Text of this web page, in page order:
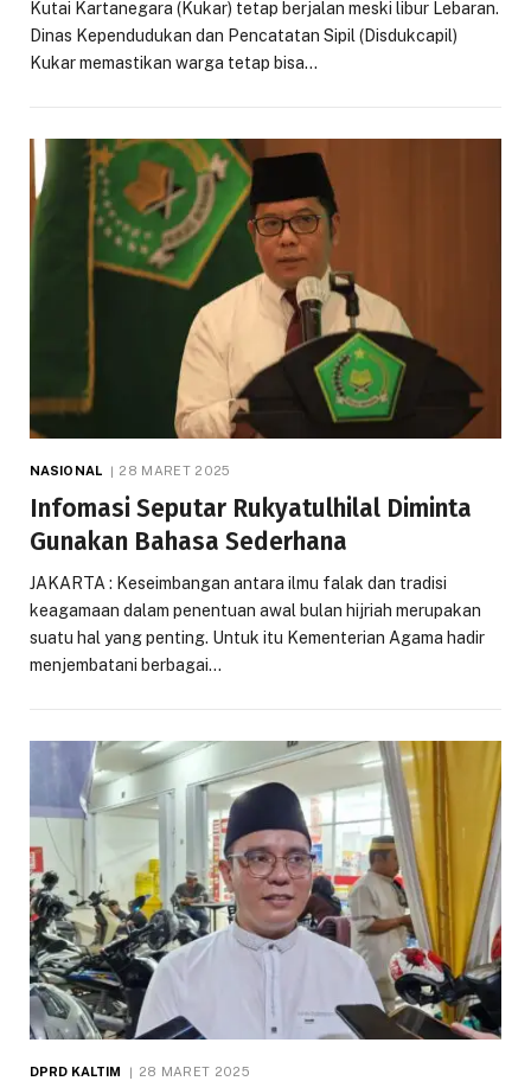
Kutai Kartanegara (Kukar) tetap berjalan meski libur Lebaran.
Dinas Kependudukan dan Pencatatan Sipil (Disdukcapil)
Kukar memastikan warga tetap bisa…
NASIONAL 28 MARET 2025
Infomasi Seputar Rukyatulhilal Diminta
Gunakan Bahasa Sederhana
JAKARTA : Keseimbangan antara ilmu falak dan tradisi
keagamaan dalam penentuan awal bulan hijriah merupakan
suatu hal yang penting. Untuk itu Kementerian Agama hadir
menjembatani berbagai…
DPRD KALTIM 28 MARET 2025